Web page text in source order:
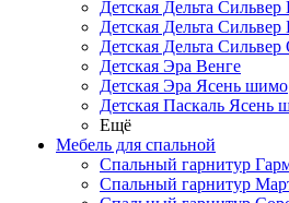
Детская Дельта
Детская Дельта
Детская Дельта
Детская Эра Венге
Детская Эра Ясень шимо
Детская Паскаль Ясень
Ещё
Мебель для спальной
Спальный гарнитур
Спальный гарнитур